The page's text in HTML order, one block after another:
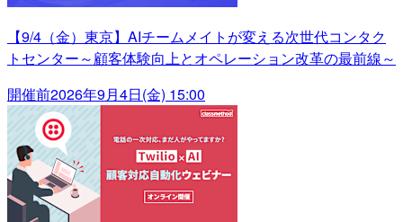
【9/4（金）東京】AIチームメイトが変える次世代コンタク
トセンター～顧客体験向上とオペレーション改革の最前線～
開催前2026年9月4日(金) 15:00